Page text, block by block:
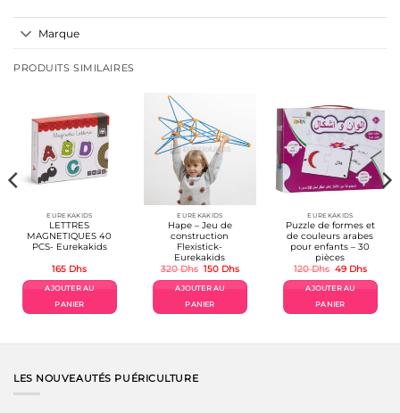
Marque
PRODUITS SIMILAIRES
EUREKAKIDS
LETTRES
MAGNETIQUES 40
PCS- Eurekakids
165 Dhs
AJOUTER AU
PANIER
EUREKAKIDS
Hape – Jeu de
construction
Flexistick-
Eurekakids
320Dhs Le
initial
était :
320 Dhs.
150 DhsLe
actuel
AJOUTER AU
PANIER
EUREKAKIDS
Puzzle de formes et
de couleurs arabes
pour enfants – 30
pièces
120Dhs Le
initial
était :
120 Dhs.
49 DhsLe
actuel
AJOUTER AU
PANIER
LES NOUVEAUTÉS PUÉRICULTURE